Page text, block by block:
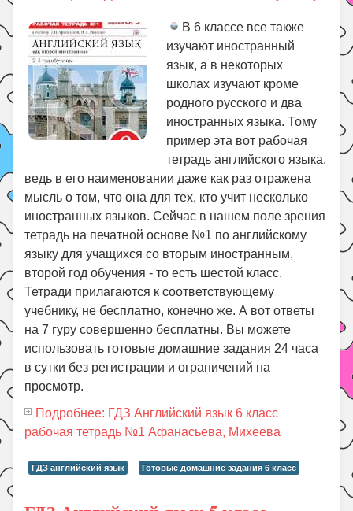
В 6 классе все также
изучают иностранный
язык, а в некоторых
школах изучают кроме
родного русского и два
иностранных языка. Тому
пример эта вот рабочая
тетрадь английского языка,
ведь в его наименовании даже как раз отражена
мысль о том, что она для тех, кто учит несколько
иностранных языков. Сейчас в нашем поле зрения
тетрадь на печатной основе №1 по английскому
языку для учащихся со вторым иностранным,
второй год обучения - то есть шестой класс.
Тетради прилагаются к соответствующему
учебнику, не бесплатно, конечно же. А вот ответы
на 7 гуру совершенно бесплатны. Вы можете
использовать готовые домашние задания 24 часа
в сутки без регистрации и ограничений на
просмотр.
Подробнее: ГДЗ Английский язык 6 класс
рабочая тетрадь №1 Афанасьева, Михеева
ГДЗ английский язык Готовые домашние задания 6 класс